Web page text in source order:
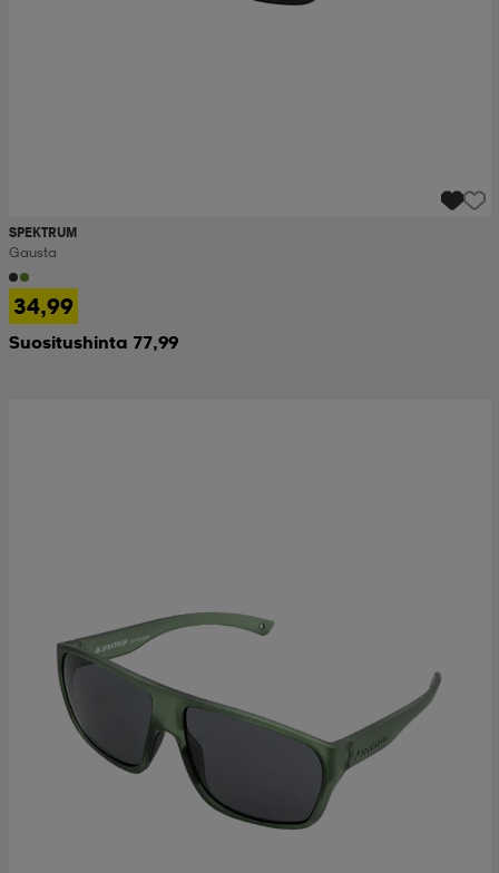
SPEKTRUM
Gausta
34,99
Suositushinta 77,99